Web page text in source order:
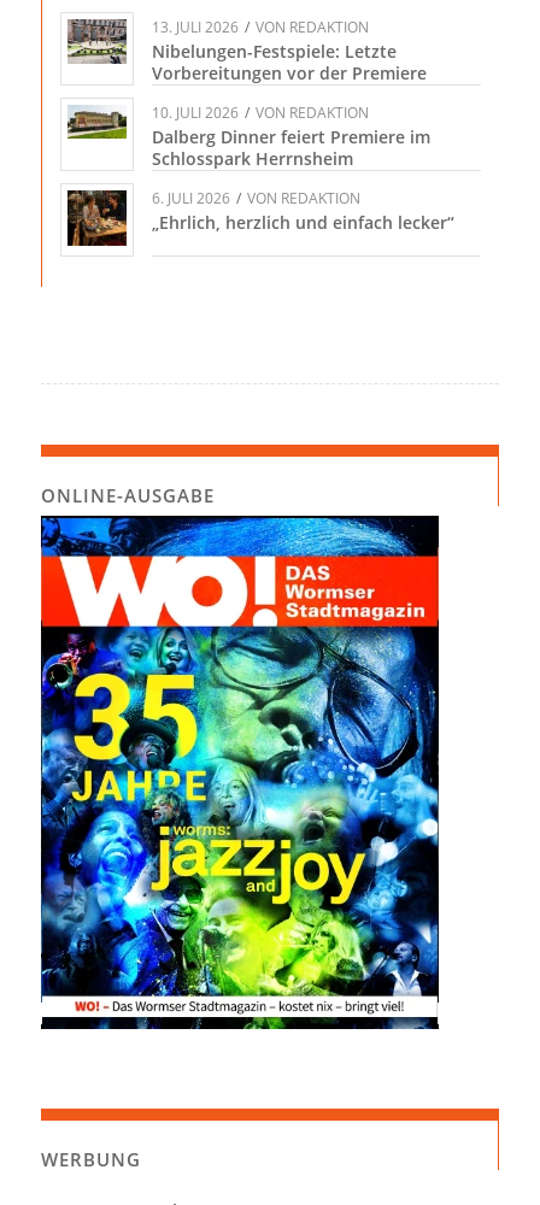
13. JULI 2026 / VON REDAKTION
Nibelungen-Festspiele: Letzte
Vorbereitungen vor der Premiere
10. JULI 2026 / VON REDAKTION
Dalberg Dinner feiert Premiere im
Schlosspark Herrnsheim
6. JULI 2026 / VON REDAKTION
„Ehrlich, herzlich und einfach lecker“
ONLINE-AUSGABE
WERBUNG